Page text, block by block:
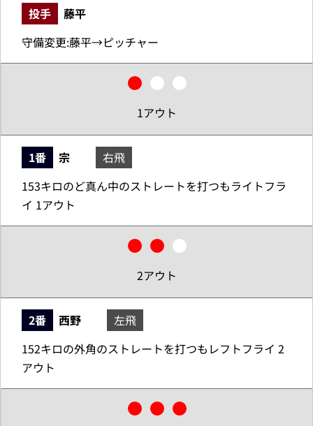
投手
藤平
守備変更:藤平→ピッチャー
1アウト
1番 宗
右飛
153キロのど真ん中のストレートを打つもライトフラ
イ 1アウト
2アウト
2番 西野
左飛
152キロの外角のストレートを打つもレフトフライ 2
アウト